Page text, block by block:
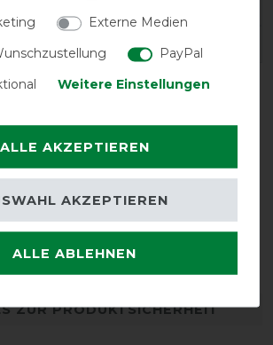
ZUR PRODUKTSICHERHEIT
Externe Medien
PayPal
Weitere Einstellungen
ALLE AKZEPTIEREN
ALLE ABLEHNEN
AKZEPTIEREN